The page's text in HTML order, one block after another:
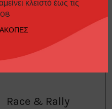
κλειστό έως τις
Japan N1 Endurance
Series, silver
Tarmac
Race & Rally